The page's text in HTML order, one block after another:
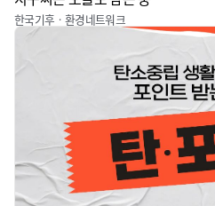
한국기후ㆍ환경네트워크